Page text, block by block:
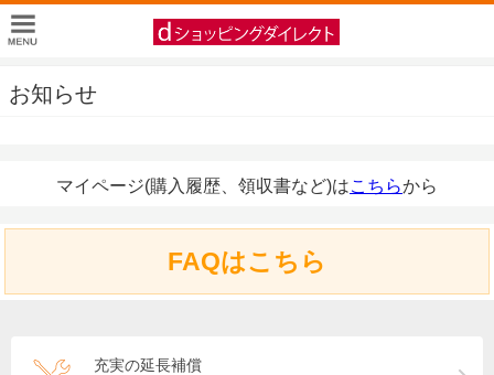
お知らせ
マイページ(購入履歴、領収書など)はこちらから
FAQはこちら
充実の延長補償